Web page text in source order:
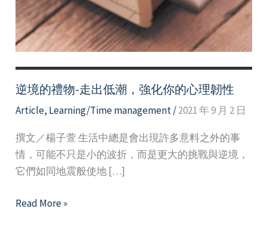
逆境的禮物-走出低潮，強化你的心理韌性
Article, Learning/Time management/2021 年 9 月 2 日
撰文／楊子萱 生活中總是會出現許多意料之外的事
情，可能不只是小的波折，而是更大的挑戰與逆境，
它們如同地震般使地 […]
逆
Read More »